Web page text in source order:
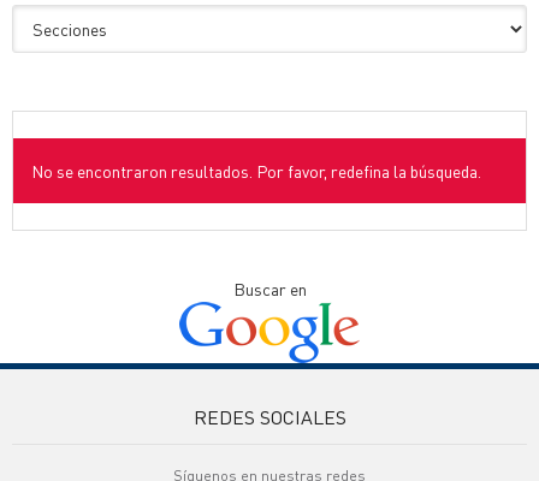
No se encontraron resultados. Por favor, redefina la búsqueda.
Buscar en
REDES SOCIALES
Síguenos en nuestras redes